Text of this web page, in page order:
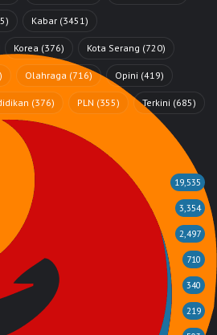
Kabar (3451)
Korea (376) Kota Serang (720)
Olahraga (716) Opini (419)
(376) PLN (355) Terkini (685)
19,535
3,354
2,497
710
340
219